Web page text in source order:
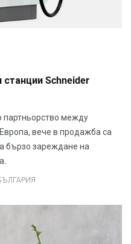
Schneider
партньорство между
вече в продажба са
бързо зареждане на